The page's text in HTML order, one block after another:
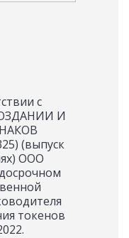
с
И
(выпуск
ООО
токенов